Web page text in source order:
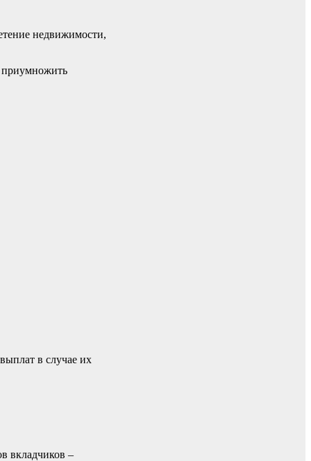
недвижимости,
приумножить
в случае их
вкладчиков –